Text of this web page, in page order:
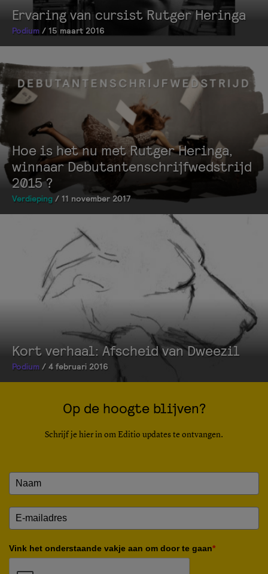
Ervaring van cursist Rutger Heringa
Podium / 15 maart 2016
Hoe is het nu met Rutger Heringa,
winnaar Debutantenschrijfwedstrijd
2015 ?
Verdieping / 11 november 2017
Kort verhaal: Afscheid van Dweezil
Podium / 4 februari 2016
Op de hoogte blijven?
Schrijf je hier in om Editio updates te ontvangen.
Vink het onderstaande vakje aan om door te gaan*